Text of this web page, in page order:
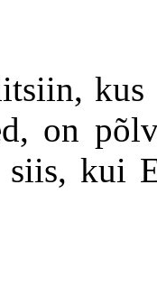
kus
on
kui